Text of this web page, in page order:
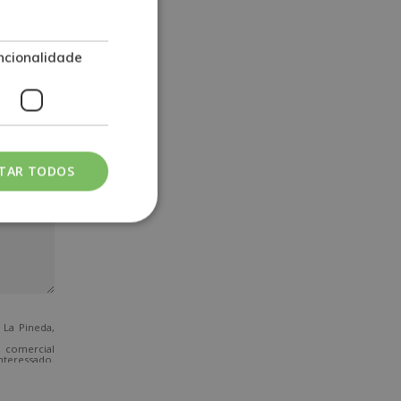
La Pineda,
TODOS